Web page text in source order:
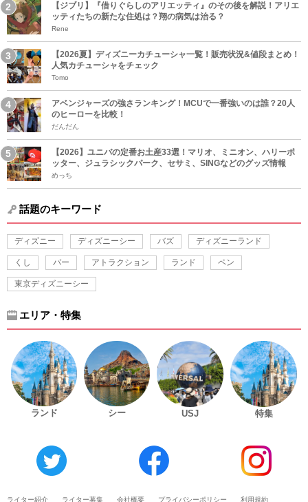
【ジブリ】『借りぐらしのアリエッティ』のその後を解説！アリエ
ッティたちの新たな住処は？翔の病気は治る？
Rene
【2026夏】ディズニーカチューシャ一覧！販売状況&値段まとめ！
人気カチューシャをチェック
Tomo
アベンジャーズの強さランキング！MCUで一番強いのは誰？20人
のヒーローを比較！
だんだん
【2026】ユニバの定番お土産33選！マリオ、ミニオン、ハリーポ
ッター、ジュラシックパーク、セサミ、SINGなどのグッズ情報
めっち
話題のキーワード
ディズニー ディズニーシー バズ ディズニーランド
くし バー アトラクション ランド ペン
東京ディズニーシー
エリア・特集
ランド シー USJ 特集
ライター紹介 ライター募集 会社概要 プライバシーポリシー 利用規約